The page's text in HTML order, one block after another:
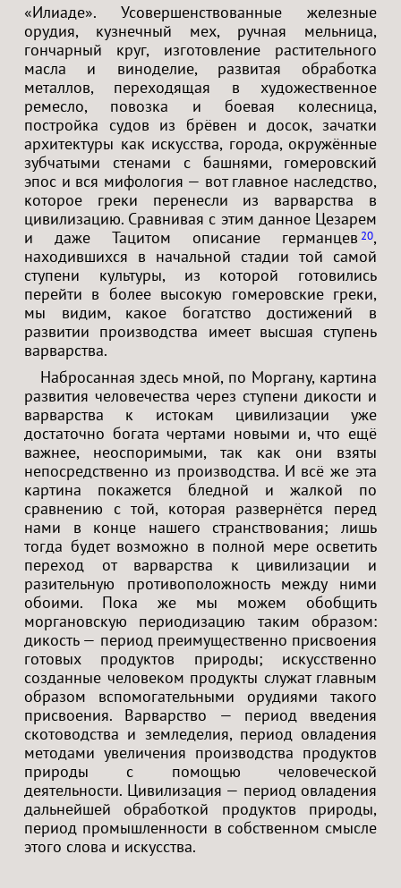
«Илиаде». Усовершенствованные железные
орудия, кузнечный мех, ручная мельница,
гончарный круг, изготовление растительного
масла и виноделие, развитая обработка
металлов, переходящая в художественное
ремесло, повозка и боевая колесница,
постройка судов из брёвен и досок, зачатки
архитектуры как искусства, города, окружённые
зубчатыми стенами с башнями, гомеровский
эпос и вся мифология — вот главное наследство,
которое греки перенесли из варварства в
цивилизацию. Сравнивая с этим данное Цезарем
и даже Тацитом описание германцев 20,
находившихся в начальной стадии той самой
ступени культуры, из которой готовились
перейти в более высокую гомеровские греки,
мы видим, какое богатство достижений в
развитии производства имеет высшая ступень
варварства.
Набросанная здесь мной, по Моргану, картина
развития человечества через ступени дикости и
варварства к истокам цивилизации уже
достаточно богата чертами новыми и, что ещё
важнее, неоспоримыми, так как они взяты
непосредственно из производства. И всё же эта
картина покажется бледной и жалкой по
сравнению с той, которая развернётся перед
нами в конце нашего странствования; лишь
тогда будет возможно в полной мере осветить
переход от варварства к цивилизации и
разительную противоположность между ними
обоими. Пока же мы можем обобщить
моргановскую периодизацию таким образом:
дикость — период преимущественно присвоения
готовых продуктов природы; искусственно
созданные человеком продукты служат главным
образом вспомогательными орудиями такого
присвоения. Варварство — период введения
скотоводства и земледелия, период овладения
методами увеличения производства продуктов
природы с помощью человеческой
деятельности. Цивилизация — период овладения
дальнейшей обработкой продуктов природы,
период промышленности в собственном смысле
этого слова и искусства.